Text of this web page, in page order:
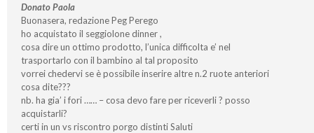
Donato Paola
Buonasera, redazione Peg Perego
ho acquistato il seggiolone dinner ,
cosa dire un ottimo prodotto, l’unica difficolta e’ nel
trasportarlo con il bambino al tal proposito
vorrei chedervi se è possibile inserire altre n.2 ruote anteriori
cosa dite???
nb. ha gia’ i fori …… – cosa devo fare per riceverli ? posso
acquistarli?
certi in un vs riscontro porgo distinti Saluti